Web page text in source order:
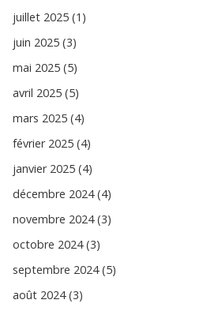
juillet 2025 (1)
juin 2025 (3)
mai 2025 (5)
avril 2025 (5)
mars 2025 (4)
février 2025 (4)
janvier 2025 (4)
décembre 2024 (4)
novembre 2024 (3)
octobre 2024 (3)
septembre 2024 (5)
août 2024 (3)